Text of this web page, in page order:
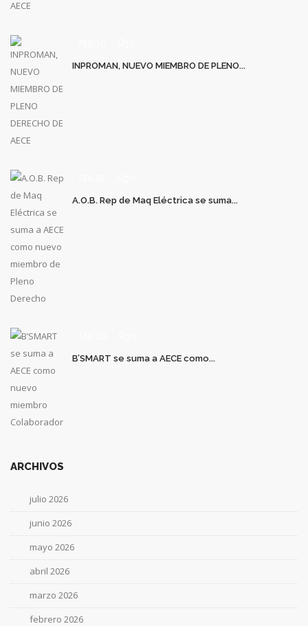
INPROMAN, NUEVO MIEMBRO DE PLENO...
A.O.B. Rep de Maq Eléctrica se suma...
B’SMART se suma a AECE como...
ARCHIVOS
julio 2026
junio 2026
mayo 2026
abril 2026
marzo 2026
febrero 2026